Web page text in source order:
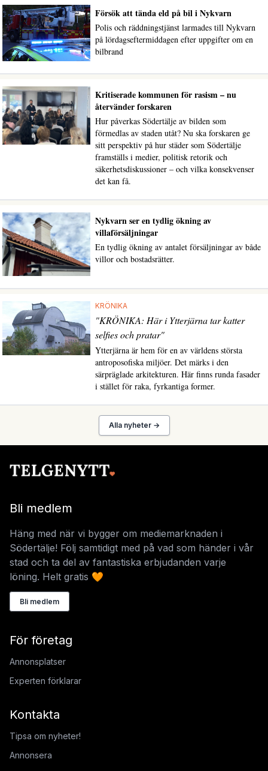
Försök att tända eld på bil i Nykvarn
Polis och räddningstjänst larmades till Nykvarn
på lördagseftermiddagen efter uppgifter om en
bilbrand
Kritiserade kommunen för rasism – nu
återvänder forskaren
Hur påverkas Södertälje av bilden som
förmedlas av staden utåt? Nu ska forskaren ge
sitt perspektiv på hur städer som Södertälje
framställs i medier, politisk retorik och
säkerhetsdiskussioner – och vilka konsekvenser
det kan få.
Nykvarn ser en tydlig ökning av
villaförsäljningar
En tydlig ökning av antalet försäljningar av både
villor och bostadsrätter.
KRÖNIKA
"KRÖNIKA: Här i Ytterjärna tar katter
selfies och pratar"
Ytterjärna är hem för en av världens största
antroposofiska miljöer. Det märks i den
särpräglade arkitekturen. Här finns runda fasader
i stället för raka, fyrkantiga former.
Alla nyheter →
Bli medlem
Häng med när vi bygger om mediemarknaden i
Södertälje! Följ samtidigt med på vad som händer i vår
stad och ta del av fantastiska erbjudanden varje
löning. Helt gratis 🧡
Bli medlem
För företag
Annonsplatser
Experten förklarar
Kontakta
Tipsa om nyheter!
Annonsera